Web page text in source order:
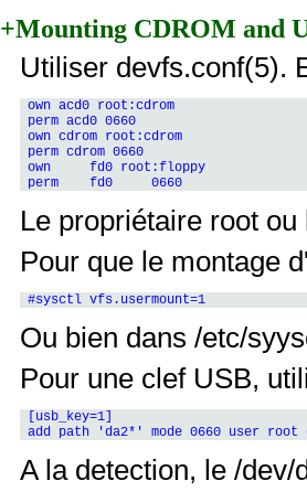
+Mounting CDROM and
Utiliser devfs.conf(5).
own acd0 root:cdrom
perm acd0 0660
own cdrom root:cdrom
perm cdrom 0660
own     fd0 root:floppy
Le propriétaire root
Pour que le montage
Ou bien dans /etc/
Pour une clef USB,
[usb_key=1]
A la detection, le /